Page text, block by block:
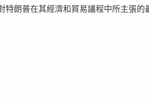
特朗普在其經濟和貿易議程中所主張的